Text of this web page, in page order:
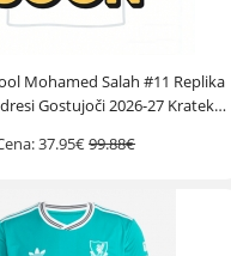
Mohamed Salah #11 Replika
Gostujoči 2026-27 Kratek
37.95€99.88€